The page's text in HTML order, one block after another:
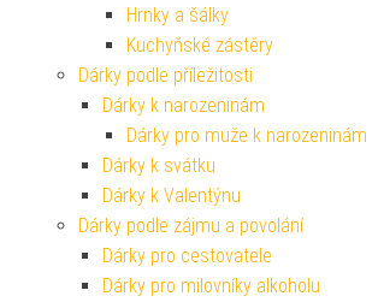
Hrnky a šálky
Kuchyňské zástěry
Dárky podle příležitosti
Dárky k narozeninám
Dárky pro muže k narozeninám
Dárky k svátku
Dárky k Valentýnu
Dárky podle zájmu a povolání
Dárky pro cestovatele
Dárky pro milovníky alkoholu